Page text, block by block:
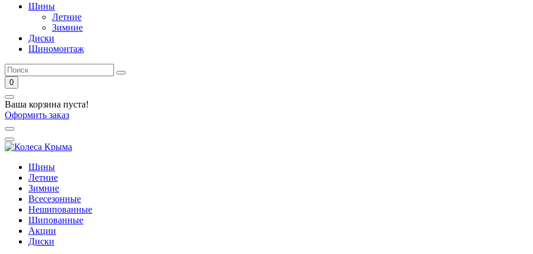
Шины
Летние
Зимние
Диски
Шиномонтаж
0
Ваша корзина пуста!
Оформить заказ
Шины
Летние
Зимние
Всесезонные
Нешипованные
Шипованные
Акции
Диски